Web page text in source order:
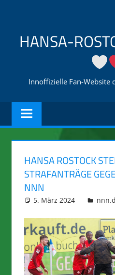
springenHANSA-
Innoffizielle Fan-Website
HANSA ROSTOCK
STRAFANTRÄGE
NNN
5. März 2024